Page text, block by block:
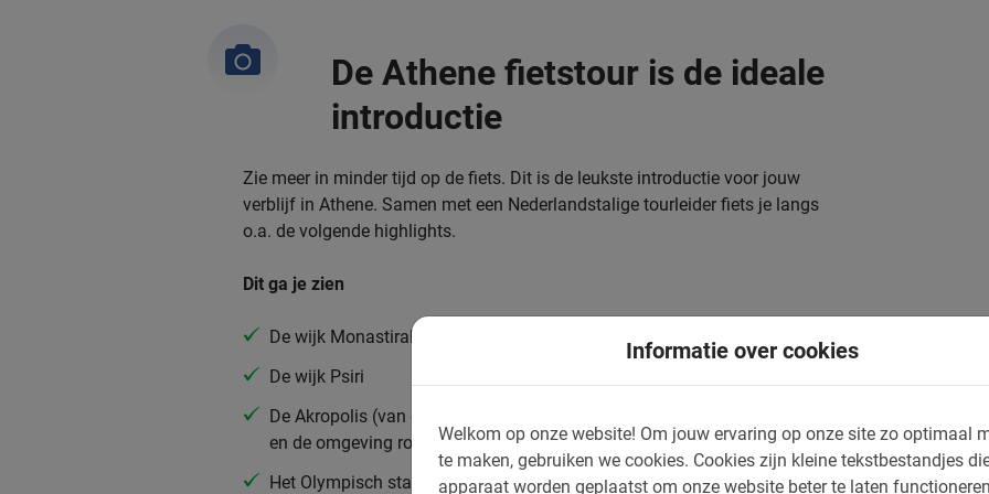
Informatie over cookies
Welkom op onze website! Om jouw ervaring op onze site zo optimaal
te maken, gebruiken we cookies. Cookies zijn kleine tekstbestandjes
apparaat worden geplaatst om onze website beter te laten
De Athene fietstour is de ideale
introductie
Zie meer in minder tijd op de fiets. Dit is de leukste introductie voor jouw
verblijf in Athene. Samen met een Nederlandstalige tourleider fiets je langs
o.a. de volgende highlights.
Dit ga je zien
De wijk Monastiraki
De wijk Psiri
De Akropolis (van een afstand)
en de omgeving rondom
Het Olympisch stadion
en nog veel meer!